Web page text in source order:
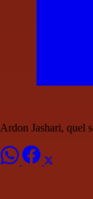
Ardon Jashari, quel